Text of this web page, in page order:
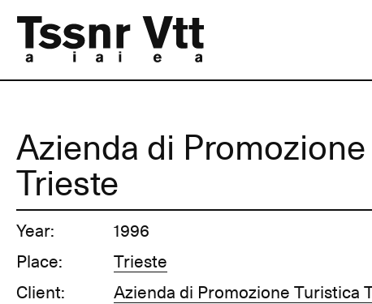
Azienda di
Trieste
Year:
1996
Place:
Trieste
Client:
Azienda di Promozione Turistica